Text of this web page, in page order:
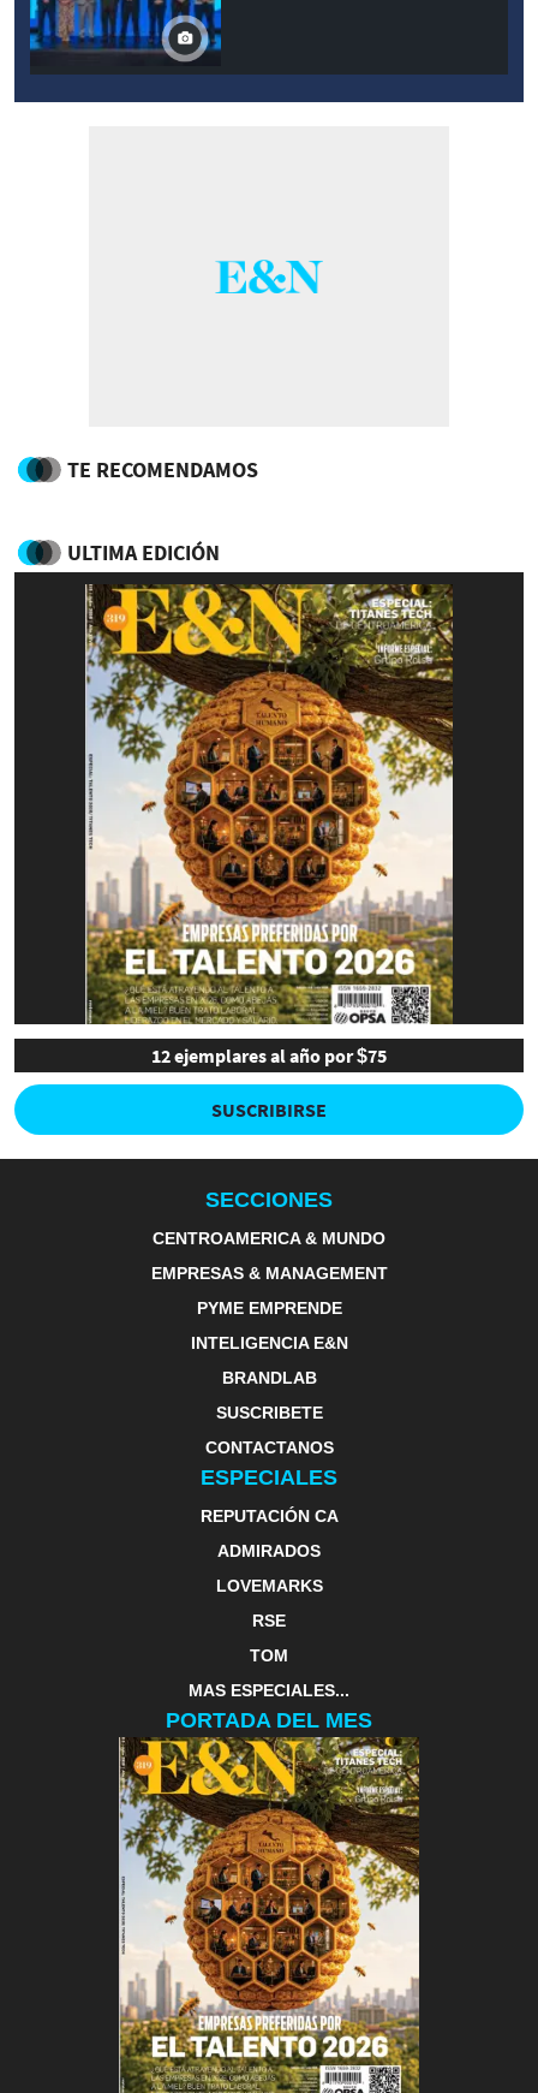
TE RECOMENDAMOS
ULTIMA EDICIÓN
12 ejemplares al año por $75
SUSCRIBIRSE
SECCIONES
CENTROAMERICA & MUNDO
EMPRESAS & MANAGEMENT
PYME EMPRENDE
INTELIGENCIA E&N
BRANDLAB
SUSCRIBETE
CONTACTANOS
ESPECIALES
REPUTACIÓN CA
ADMIRADOS
LOVEMARKS
RSE
TOM
MAS ESPECIALES...
PORTADA DEL MES